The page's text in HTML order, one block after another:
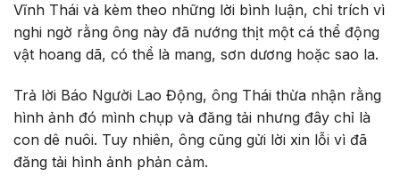
Vĩnh Thái và kèm theo những lời bình luận, chỉ trích vì
nghi ngờ rằng ông này đã nướng thịt một cá thể động
vật hoang dã, có thể là mang, sơn dương hoặc sao la.
Trả lời Báo Người Lao Động, ông Thái thừa nhận rằng
hình ảnh đó mình chụp và đăng tải nhưng đây chỉ là
con dê nuôi. Tuy nhiên, ông cũng gửi lời xin lỗi vì đã
đăng tải hình ảnh phản cảm.